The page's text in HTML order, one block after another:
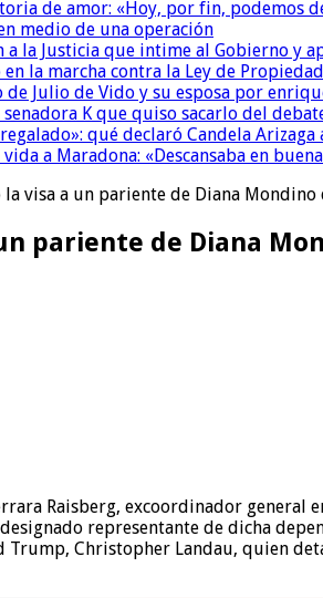
de amor: «Hoy, por fin, podemos
medio de una operación
la Justicia que intime al Gobierno y
la marcha contra la Ley de
de Julio de Vido y su esposa por
K que quiso sacarlo del
qué declaró Candela
a Maradona: «Descansaba en
visa a un pariente de Diana
pariente de Diana
Raisberg, excoordinador
representante de dicha
Christopher Landau, quien